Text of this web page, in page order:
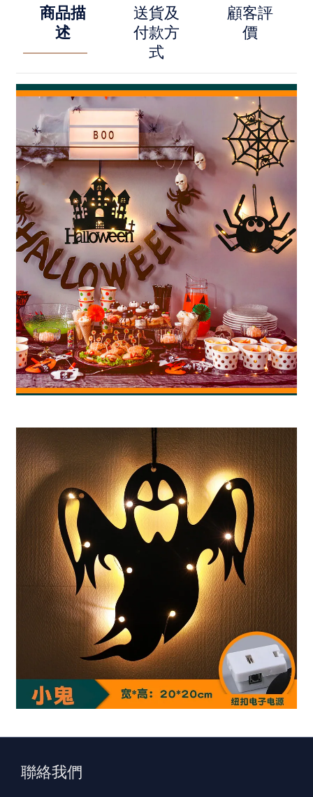
商品描
述
送貨及
付款方
式
顧客評
價
聯絡我們